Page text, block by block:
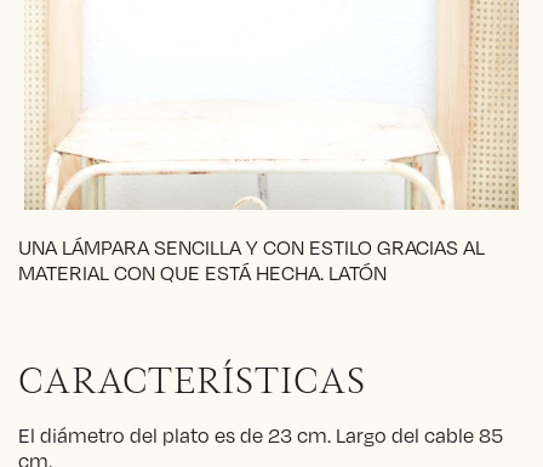
UNA LÁMPARA SENCILLA Y CON ESTILO GRACIAS AL
MATERIAL CON QUE ESTÁ HECHA. LATÓN
CARACTERÍSTICAS
El diámetro del plato es de 23 cm. Largo del cable 85
cm.